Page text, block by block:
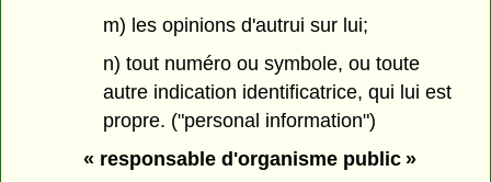
m) les opinions d'autrui sur lui;
n) tout numéro ou symbole, ou toute
autre indication identificatrice, qui lui est
propre. ("personal information")
« responsable d'organisme public »